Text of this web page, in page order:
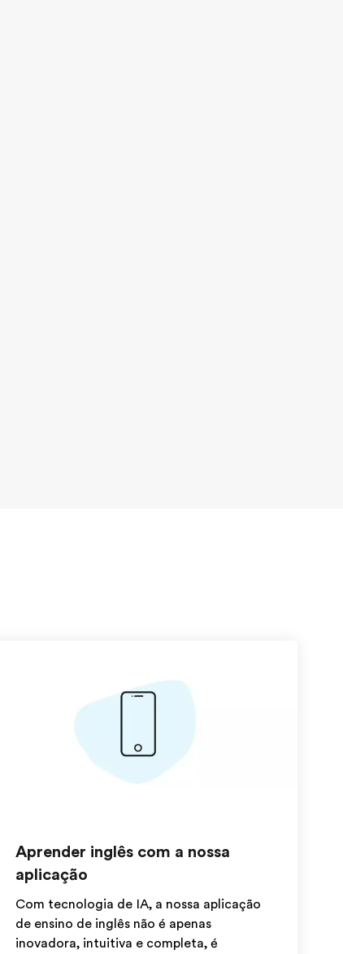
Aprender inglês com a nossa
aplicação
Com tecnologia de IA, a nossa aplicação
de ensino de inglês não é apenas
inovadora, intuitiva e completa, é